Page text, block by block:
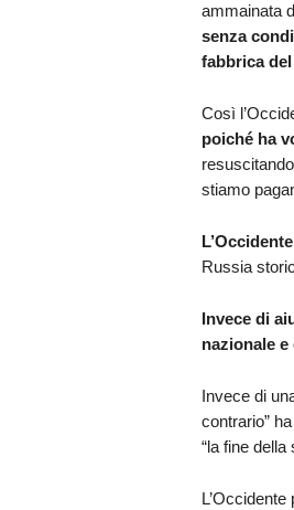
ammainata
senza
fabbrica
Così
poiché ha
stiamo
Russia
Invece di
nazionale
Invece di
contrario”
“la fine della